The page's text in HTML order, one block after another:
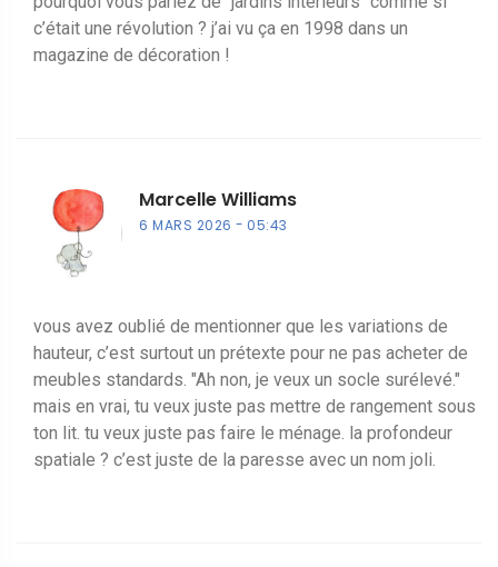
c’était une révolution ? j’ai vu ça en 1998 dans un
magazine de décoration !
Marcelle Williams
6 MARS 2026 05:43
vous avez oublié de mentionner que les variations de
hauteur, c’est surtout un prétexte pour ne pas acheter de
meubles standards. "Ah non, je veux un socle surélevé."
mais en vrai, tu veux juste pas mettre de rangement sous
ton lit. tu veux juste pas faire le ménage. la profondeur
spatiale ? c’est juste de la paresse avec un nom joli.